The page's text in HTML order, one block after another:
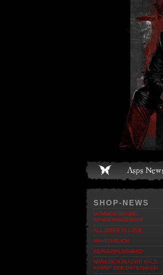
Live und Termine
SHOP-NEWS
SOMMER, SONNE,
SONDERANGEBOTE
ALL JUNI'D IS LOVE
MAI-STERLICH
KEIN APRILSCHERZ!
NIMM DICH IN ACHT! BALD
KOMMT DER OSTERHASE!